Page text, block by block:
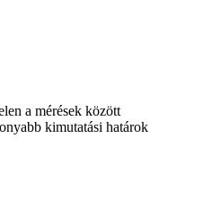
a mérések között
kimutatási határok